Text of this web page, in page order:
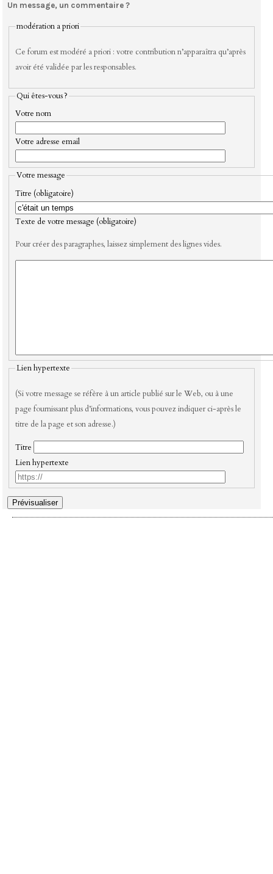
Un message, un commentaire ?
modération a priori
Ce forum est modéré a priori : votre contribution n’apparaîtra qu’après
avoir été validée par les responsables.
Qui êtes-vous ?
Votre nom
Votre adresse email
Votre message
Titre (obligatoire)
Texte de votre message (obligatoire)
Pour créer des paragraphes, laissez simplement des lignes vides.
Lien hypertexte
(Si votre message se réfère à un article publié sur le Web, ou à une
page fournissant plus d’informations, vous pouvez indiquer ci-après le
titre de la page et son adresse.)
Titre
Lien hypertexte